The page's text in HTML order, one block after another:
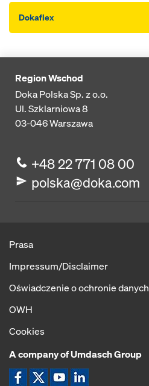
Dokaflex
Region Wschod
Doka Polska Sp. z o.o.
Ul. Szklarniowa 8
03-046Warszawa
+48 22 771 08 00
polska@doka.com
Prasa
Impressum/Disclaimer
Oświadczenie o ochronie danych
OWH
Cookies
A company of Umdasch Group
Ikona Facebook
Ikona XIkona YouTube
Ikona LinkedIn